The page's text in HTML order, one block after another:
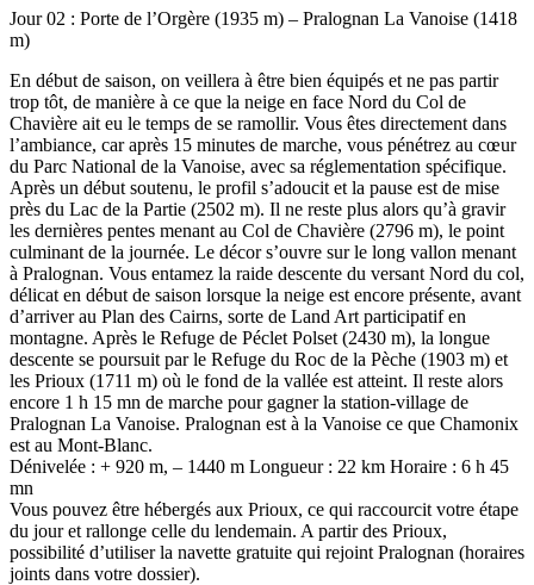
Jour 02 : Porte de l’Orgère (1935 m) – Pralognan La Vanoise (1418
m)
En début de saison, on veillera à être bien équipés et ne pas partir
trop tôt, de manière à ce que la neige en face Nord du Col de
Chavière ait eu le temps de se ramollir. Vous êtes directement dans
l’ambiance, car après 15 minutes de marche, vous pénétrez au cœur
du Parc National de la Vanoise, avec sa réglementation spécifique.
Après un début soutenu, le profil s’adoucit et la pause est de mise
près du Lac de la Partie (2502 m). Il ne reste plus alors qu’à gravir
les dernières pentes menant au Col de Chavière (2796 m), le point
culminant de la journée. Le décor s’ouvre sur le long vallon menant
à Pralognan. Vous entamez la raide descente du versant Nord du col,
délicat en début de saison lorsque la neige est encore présente, avant
d’arriver au Plan des Cairns, sorte de Land Art participatif en
montagne. Après le Refuge de Péclet Polset (2430 m), la longue
descente se poursuit par le Refuge du Roc de la Pèche (1903 m) et
les Prioux (1711 m) où le fond de la vallée est atteint. Il reste alors
encore 1 h 15 mn de marche pour gagner la station-village de
Pralognan La Vanoise. Pralognan est à la Vanoise ce que Chamonix
est au Mont-Blanc.
Dénivelée : + 920 m, – 1440 m Longueur : 22 km Horaire : 6 h 45
mn
Vous pouvez être hébergés aux Prioux, ce qui raccourcit votre étape
du jour et rallonge celle du lendemain. A partir des Prioux,
possibilité d’utiliser la navette gratuite qui rejoint Pralognan (horaires
joints dans votre dossier).